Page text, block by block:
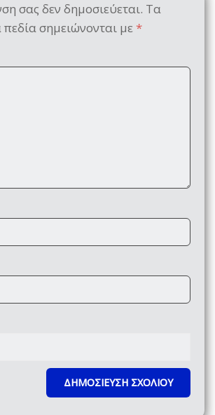
σας δεν δημοσιεύεται. Τα
σημειώνονται με *